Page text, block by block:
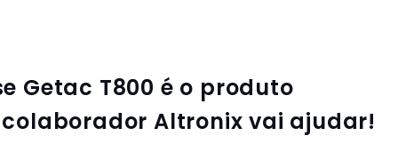
Getac T800 é o produto
Altronix vai ajudar!